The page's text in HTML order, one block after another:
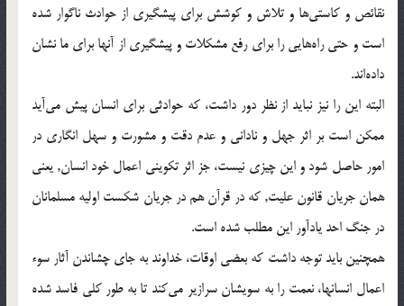
نقائص و كاستي‌ها و تلاش و كوشش براي پيشگيري از حوادث ناگوار شده
است و حتي راه‌هايي را براي رفع مشكلات و پيشگيري از آنها براي ما نشان
داده‌اند.
البته اين را نيز نبايد از نظر دور داشت، که حوادثي براي انسان پيش مي‌آيد
ممکن است بر اثر جهل و ناداني و عدم دقت و مشورت و سهل انگاري در
امور حاصل شود و اين چيزي نيست، جز اثر تكويني اعمال خود انسان, يعني
همان جريان قانون عليت, كه در قرآن هم در جريان شكست اوليه مسلمانان
در جنگ احد يادآور اين مطلب شده است.
همچنين بايد توجه داشت كه بعضي اوقات، خداوند به جاي چشاندن آثار سوء
اعمال انسانها، نعمت را به سويشان سرازير مي‌كند تا به طور كلي فاسد شده